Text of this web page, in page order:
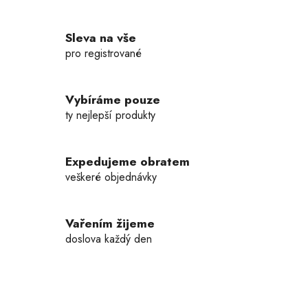
Sleva na vše
pro registrované
Vybíráme pouze
ty nejlepší produkty
Expedujeme obratem
veškeré objednávky
Vařením žijeme
doslova každý den